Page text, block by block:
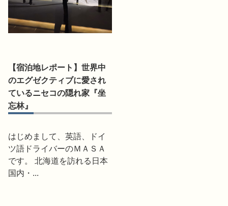
【宿泊地レポート】世界中
のエグゼクティブに愛され
ているニセコの隠れ家『坐
忘林』
はじめまして、英語、ドイ
ツ語ドライバーのＭＡＳＡ
です。 北海道を訪れる日本
国内・...